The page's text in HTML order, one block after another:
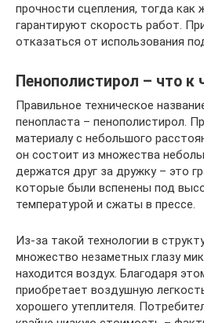
прочности сцепления, тогда как
гарантируют скорость работ.
отказаться от использования
Пенополистирол – что к
Правильное техническое
пенопласта – пенополистирол.
материалу с небольшого
он состоит из множества
держатся друг за дружку – это
которые были вспенены под
температурой и сжаты в прессе.
Из-за такой технологии в
множество незаметных глазу
находится воздух. Благодаря
приобретает воздушную
хорошего утеплителя.